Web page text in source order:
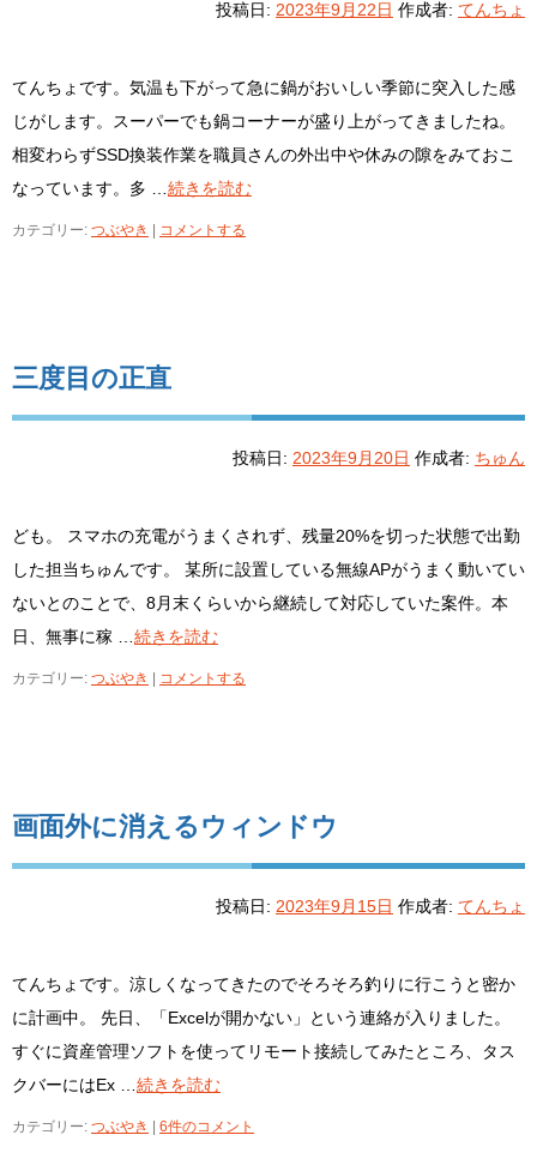
投稿日: 2023年9月22日 作成者: てんちょ
てんちょです。気温も下がって急に鍋がおいしい季節に突入した感
じがします。スーパーでも鍋コーナーが盛り上がってきましたね。
相変わらずSSD換装作業を職員さんの外出中や休みの隙をみておこ
なっています。多 … 続きを読む
カテゴリー: つぶやき コメントする
三度目の正直
投稿日: 2023年9月20日 作成者: ちゅん
ども。 スマホの充電がうまくされず、残量20%を切った状態で出勤
した担当ちゅんです。 某所に設置している無線APがうまく動いてい
ないとのことで、8月末くらいから継続して対応していた案件。本
日、無事に稼 … 続きを読む
カテゴリー: つぶやき コメントする
画面外に消えるウィンドウ
投稿日: 2023年9月15日 作成者: てんちょ
てんちょです。涼しくなってきたのでそろそろ釣りに行こうと密か
に計画中。 先日、「Excelが開かない」という連絡が入りました。
すぐに資産管理ソフトを使ってリモート接続してみたところ、タス
クバーにはEx … 続きを読む
カテゴリー: つぶやき 6件のコメント